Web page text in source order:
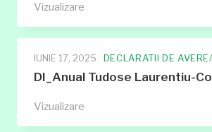
Vizualizare
avere
Amariei
Patricia
DECLARATII DE
DI_Anual Tudose Laurentiu-
IUNIE 17, 2025
Vizualizare